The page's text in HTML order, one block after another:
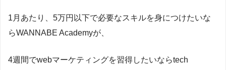
1月あたり、5万円以下で必要なスキルを身につけたいな
らWANNABE Academyが、
4週間でwebマーケティングを習得したいならtech